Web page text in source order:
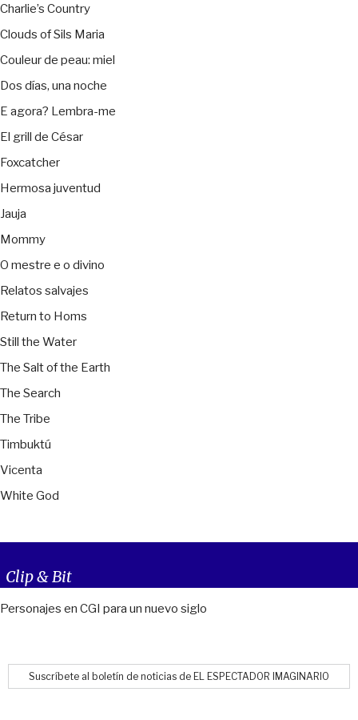
Charlie’s Country
Clouds of Sils Maria
Couleur de peau: miel
Dos días, una noche
E agora? Lembra-me
El grill de César
Foxcatcher
Hermosa juventud
Jauja
Mommy
O mestre e o divino
Relatos salvajes
Return to Homs
Still the Water
The Salt of the Earth
The Search
The Tribe
Timbuktú
Vicenta
White God
Clip & Bit
Personajes en CGI para un nuevo siglo
Suscríbete al boletín de noticias de EL ESPECTADOR IMAGINARIO